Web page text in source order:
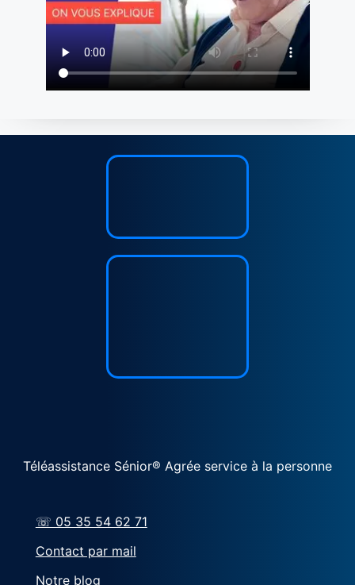
Téléassistance Sénior® Agrée service à la personne
☏ 05 35 54 62 71
Contact par mail
Notre blog